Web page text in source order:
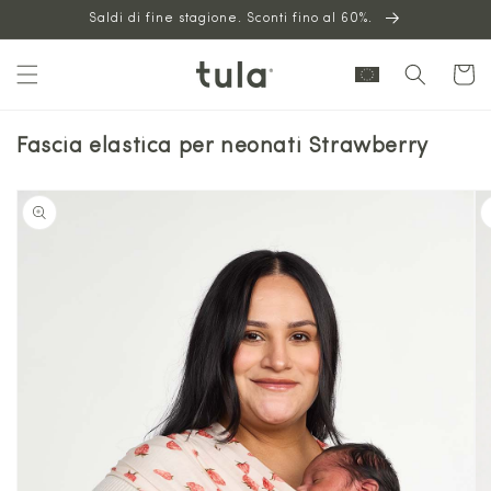
contenuto
Saldi di fine stagione. Sconti fino al 60%.
Carrello
Fascia elastica per neonati Strawberry
informazioni
sul prodotto